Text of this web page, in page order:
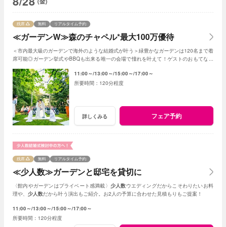
≪ガーデンW≫森のチャペル*最大100万優待
残席 無料 リアルタイム予約
＜市内最大級のガーデンで海外のような結婚式が叶う＞緑豊かなガーデンは120名まで着
席可能◎ガーデン挙式やBBQも出来る唯一の会場で憧れを叶えて！ゲストのおもてなし
11:00～ 13:00～ 15:00～ 17:00～
120分程度
詳しくみる フェア予約
≪少人数≫ガーデンと邸宅を貸切に
残席 無料 リアルタイム予約
〈館内やガーデンはプライベート感満載〉 少人数ウエディングだからこそわりたいお料
理や、 少人数だから叶う演出もご紹介。お2人の予算に合わせた見積もりもご提案！
11:00～ 13:00～ 15:00～ 17:00～
120分程度